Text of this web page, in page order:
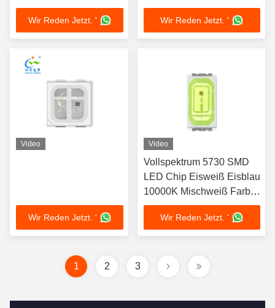
emittierender LED-Chip
Wir Reden Jetzt. ' Wir Reden Jetzt. '
Video
Wir Reden Jetzt. '
Video
Vollspektrum 5730 SMD
LED Chip Eisweiß Eisblau
10000K Mischweiß Farbe
Anpassung verfügbar 1W
Für Aquarienbeleuchtung
Wasserpflanzen und
Wir Reden Jetzt. '
1 2 3